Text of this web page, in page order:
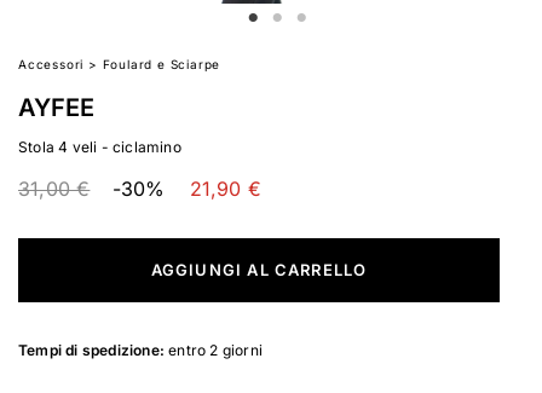
Accessori > Foulard e Sciarpe
AYFEE
Stola 4 veli - ciclamino
31,00 € -30% 21,90 €
AGGIUNGI AL CARRELLO
Tempi di spedizione: entro 2 giorni